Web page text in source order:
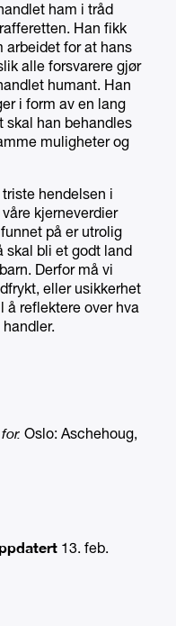
ham i tråd
Han fikk
arbeidet for at hans
alle forsvarere gjør
humant. Han
i form av en lang
skal han behandles
muligheter og
hendelsen i
kjerneverdier
på er utrolig
skal bli et godt land
Derfor må vi
eller usikkerhet
å reflektere over hva
Oslo: Aschehoug,
13. feb.